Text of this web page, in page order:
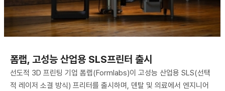
폼랩, 고성능 산업용 SLS프린터 출시
선도적 3D 프린팅 기업 폼랩(Formlabs)이 고성능 산업용 SLS(선택
적 레이저 소결 방식) 프리터를 출시하며, 덴탈 및 의료에서 엔지니어